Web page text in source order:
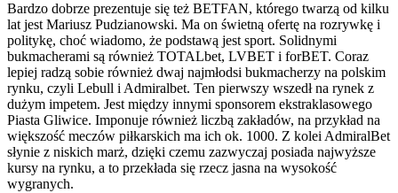
Bardzo dobrze prezentuje się też BETFAN, którego twarzą od kilku
lat jest Mariusz Pudzianowski. Ma on świetną ofertę na rozrywkę i
politykę, choć wiadomo, że podstawą jest sport. Solidnymi
bukmacherami są również TOTALbet, LVBET i forBET. Coraz
lepiej radzą sobie również dwaj najmłodsi bukmacherzy na polskim
rynku, czyli Lebull i Admiralbet. Ten pierwszy wszedł na rynek z
dużym impetem. Jest między innymi sponsorem ekstraklasowego
Piasta Gliwice. Imponuje również liczbą zakładów, na przykład na
większość meczów piłkarskich ma ich ok. 1000. Z kolei AdmiralBet
słynie z niskich marż, dzięki czemu zazwyczaj posiada najwyższe
kursy na rynku, a to przekłada się rzecz jasna na wysokość
wygranych.